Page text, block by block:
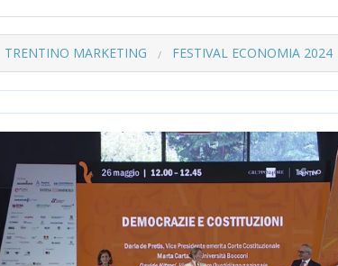
TRENTINO MARKETING FESTIVAL ECONOMIA 2024